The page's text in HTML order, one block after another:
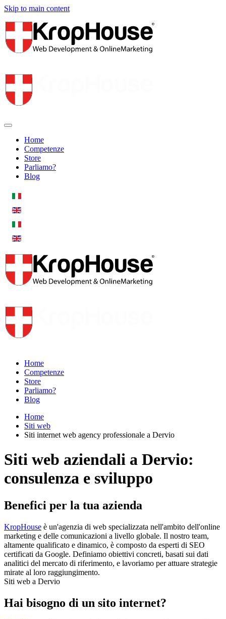
Skip to main content
Home
Competenze
Store
Parliamo?
Blog
Home
Competenze
Store
Parliamo?
Blog
Home
Siti web
Siti internet web agency professionale a Dervio
Siti web aziendali a Dervio:
consulenza e sviluppo
Benefici per la tua azienda
KropHouse è un'agenzia di web specializzata nell'ambito dell'online
marketing e delle comunicazioni a livello globale. Il nostro team,
altamente qualificato e dinamico, è composto da esperti di SEO
certificati da Google. Definiamo obiettivi concreti, basati sui dati
analitici del mercato di riferimento, e lavoriamo per attuare strategie
mirate al loro raggiungimento.
Siti web a Dervio
Hai bisogno di un sito internet?